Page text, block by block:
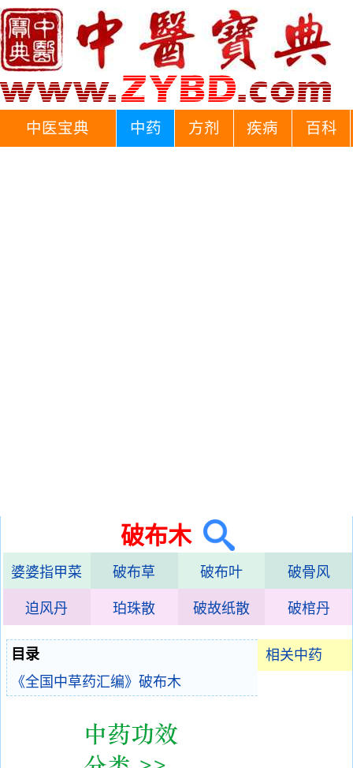
中医宝典 中药 方剂 疾病 百科
破布木
婆婆指甲菜 破布草 破布叶 破骨风
迫风丹 珀珠散 破故纸散 破棺丹
相关中药
目录
《全国中草药汇编》破布木